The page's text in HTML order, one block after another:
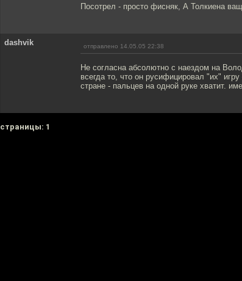
Посотрел - просто фисняк, А Толкиена
dashvik отправлено 14.05.05 22:38
Не согласна абсолютно с наездом на
всегда то, что он русифицировал "их"
стране - пальцев на одной руке хватит.
cтраницы: 1